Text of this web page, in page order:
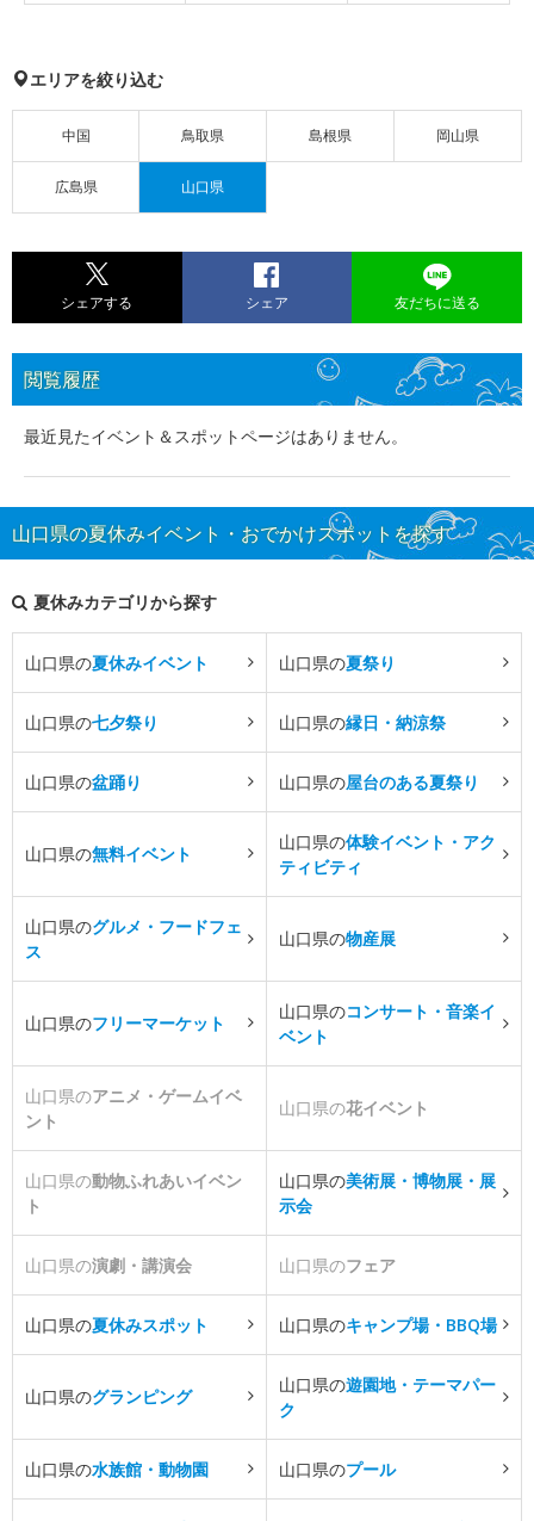
エリアを絞り込む
中国 鳥取県 島根県 岡山県
広島県 山口県
シェアする シェア 友だちに送る
閲覧履歴
最近見たイベント＆スポットページはありません。
山口県の夏休みイベント・おでかけスポットを探す
夏休みカテゴリから探す
山口県の夏休みイベント 山口県の夏祭り
山口県の七夕祭り 山口県の縁日・納涼祭
山口県の盆踊り 山口県の屋台のある夏祭り
山口県の無料イベント
山口県の体験イベント・アク
ティビティ
山口県のグルメ・フードフェ
ス
山口県の物産展
山口県のフリーマーケット
山口県のコンサート・音楽イ
ベント
山口県のアニメ・ゲームイベ
ント
山口県の花イベント
山口県の動物ふれあいイベン
ト
山口県の美術展・博物展・展
示会
山口県の演劇・講演会 山口県のフェア
山口県の夏休みスポット 山口県のキャンプ場・BBQ場
山口県のグランピング
山口県の遊園地・テーマパー
ク
山口県の水族館・動物園 山口県のプール